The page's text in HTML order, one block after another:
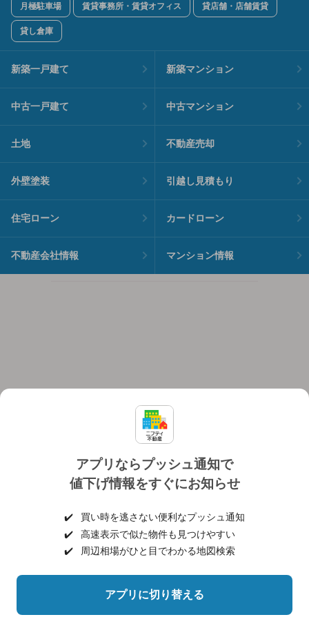
アプリならプッシュ通知で
値下げ情報をすぐにお知らせ
✔️
買い時を逃さない便利なプッシュ通知
✔️
高速表示で似た物件も見つけやすい
✔️
周辺相場がひと目でわかる地図検索
アプリに切り替える
月極駐車場 賃貸事務所・賃貸オフィス 貸店舗・店舗賃貸
貸し倉庫
新築一戸建て 新築マンション
中古一戸建て 中古マンション
土地 不動産売却
外壁塗装 引越し見積もり
住宅ローン カードローン
不動産会社情報 マンション情報
個人情報保護ポリシー 利用規約
ヘルプ・お問い合わせ 採用情報
©NIFTY Lifestyle Co., Ltd.